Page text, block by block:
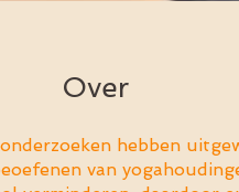
Over
hebben
van